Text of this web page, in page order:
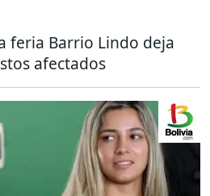
feria Barrio Lindo deja
afectados